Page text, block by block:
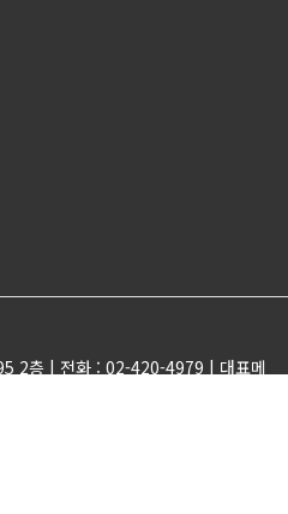
2층 | 전화 : 02-420-4979 | 대표메